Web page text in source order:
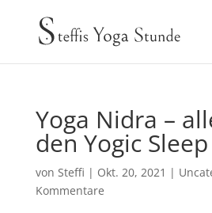
Yoga Nidra –
den Yogic Sleep
von Steffi | Okt. 20, 2021 |
Kommentare